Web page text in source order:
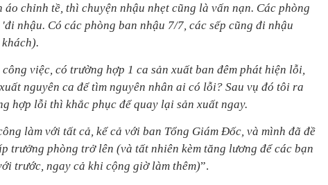
áo chỉnh tề, thì chuyện nhậu nhẹt cũng là vấn nạn. Các phòng
nhậu. Có các phòng ban nhậu 7/7, các sếp cũng đi nhậu
việc, có trường hợp 1 ca sản xuất ban đêm phát hiện lỗi,
nguyên ca để tìm nguyên nhân ai có lỗi? Sau vụ đó tôi ra
hợp lỗi thì khắc phục để quay lại sản xuất ngay.
làm với tất cả, kể cả với ban Tổng Giám Đốc, và mình đã đề
trưởng phòng trở lên (và tất nhiên kèm tăng lương để các bạn
trước, ngay cả khi cộng giờ làm thêm)”.